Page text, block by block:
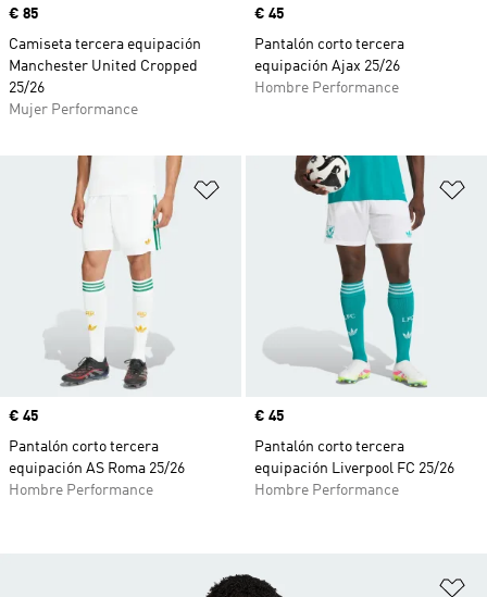
Precio
€ 85
Camiseta tercera equipación
Manchester United Cropped
25/26
Mujer Performance
Precio
€ 45
Pantalón corto tercera
equipación Ajax 25/26
Hombre Performance
Añadir a la lista de deseos
Precio
€ 45
Pantalón corto tercera
equipación AS Roma 25/26
Hombre Performance
Precio
€ 45
Pantalón corto tercera
equipación Liverpool FC 25/26
Hombre Performance